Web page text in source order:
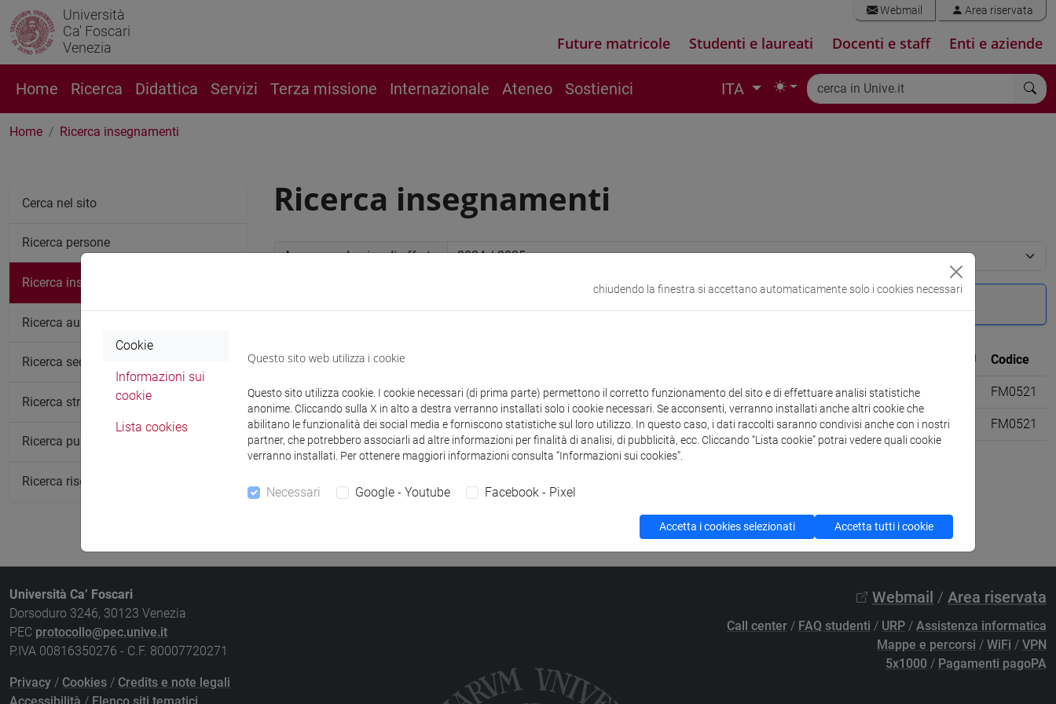
Università
Ca' Foscari
Venezia
Webmail Area riservata
Future matricole Studenti e laureati Docenti e staff Enti e aziende
Home Ricerca Didattica Servizi Terza missione Internazionale Ateneo Sostienici ITA
Home Ricerca insegnamenti
Ricerca insegnamenti
Anno accademico di offerta
Insegnamento CFU Codice
WELFARE SYSTEMS AND SOCIAL POLICIES IN EUROPE-lavoro, cittadinanza sociale, interculturalità [FM8] FM0521
WELFARE SYSTEMS AND SOCIAL POLICIES IN EUROPE -scienze filosofiche [FM61] FM0521
Cerca nel sito
Ricerca persone
Ricerca insegnamenti
Ricerca aule
Ricerca sedi
Ricerca strutture
Ricerca pubblicazioni
Ricerca risorse bibliografiche
Università Ca’ Foscari
Dorsoduro 3246, 30123 Venezia
PEC protocollo@pec.unive.it
P.IVA 00816350276 - C.F. 80007720271
Privacy / Cookies / Credits e note legali
Webmail / Area riservata
Call center / FAQ studenti / URP / Assistenza informatica
Mappe e percorsi / WiFi / VPN
5x1000 / Pagamenti pagoPA
chiudendo la finestra si accettano automaticamente solo i cookies necessari
Cookie
Informazioni sui
cookie
Lista cookies
Questo sito web utilizza i cookie
Questo sito utilizza cookie. I cookie necessari (di prima parte) permettono il corretto funzionamento del sito e di effettuare analisi statistiche
anonime. Cliccando sulla X in alto a destra verranno installati solo i cookie necessari. Se acconsenti, verranno installati anche altri cookie che
abilitano le funzionalità dei social media e forniscono statistiche sul loro utilizzo. In questo caso, i dati raccolti saranno condivisi anche con i nostri
partner, che potrebbero associarli ad altre informazioni per finalità di analisi, di pubblicità, ecc. Cliccando “Lista cookie” potrai vedere quali cookie
verranno installati. Per ottenere maggiori informazioni consulta “Informazioni sui cookies”.
Necessari Google - Youtube Facebook - Pixel
Accetta i cookies selezionati Accetta tutti i cookie